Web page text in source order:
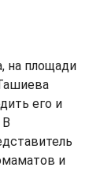
на площади
его и
и